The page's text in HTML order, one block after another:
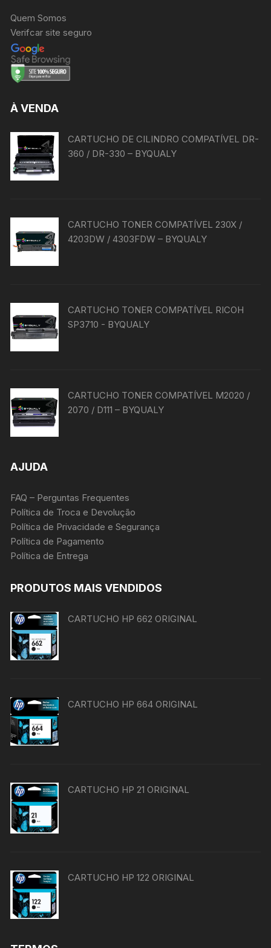
Quem Somos
Verifcar site seguro
À VENDA
CARTUCHO DE CILINDRO COMPATÍVEL DR-
360 / DR-330 – BYQUALY
CARTUCHO TONER COMPATÍVEL 230X /
4203DW / 4303FDW – BYQUALY
CARTUCHO TONER COMPATÍVEL RICOH
SP3710 - BYQUALY
CARTUCHO TONER COMPATÍVEL M2020 /
2070 / D111 – BYQUALY
AJUDA
FAQ – Perguntas Frequentes
Política de Troca e Devolução
Política de Privacidade e Segurança
Política de Pagamento
Política de Entrega
PRODUTOS MAIS VENDIDOS
CARTUCHO HP 662 ORIGINAL
CARTUCHO HP 664 ORIGINAL
CARTUCHO HP 21 ORIGINAL
CARTUCHO HP 122 ORIGINAL